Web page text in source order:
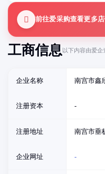
工商信息以下内容由爱企
企业名称 南宫市鑫
注册资本 -
注册地址 南宫市垂
企业网址 -
前往爱采购查看更多